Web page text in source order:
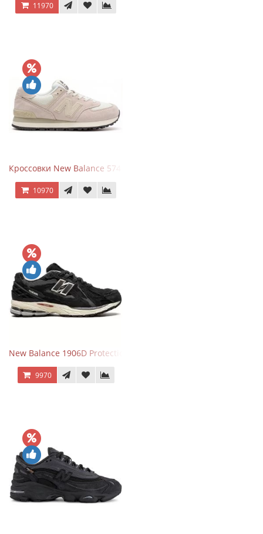
11970
Кроссовки New Balance 574 Light Grey Pink
10970
New Balance 1906D Protection Pack Black черные
9970